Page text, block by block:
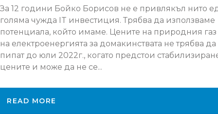
За 12 години Бойко Борисов не е привлякъл нито
голяма чужда IT инвестиция. Трябва да използваме
потенциала, който имаме. Цените на природния
на електроенергията за домакинствата не трябва да
пипат до юли 2022г., когато предстои
цените и може да не се...
READ MORE